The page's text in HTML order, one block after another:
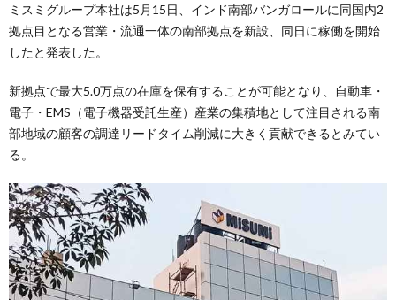
ミスミグループ本社は5月15日、インド南部バンガロールに同国内2
拠点目となる営業・流通一体の南部拠点を新設、同日に稼働を開始
したと発表した。
新拠点で最大5.0万点の在庫を保有することが可能となり、自動車・
電子・EMS（電子機器受託生産）産業の集積地として注目される南
部地域の顧客の調達リードタイム削減に大きく貢献できるとみてい
る。